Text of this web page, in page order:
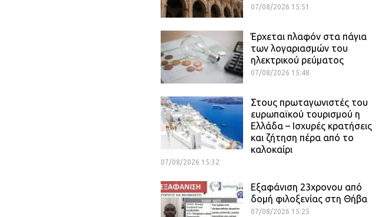
07/08/2026 15:51
Έρχεται πλαφόν στα πάγια
των λογαριασμών του
ηλεκτρικού ρεύματος
07/08/2026 15:48
Στους πρωταγωνιστές του
ευρωπαϊκού τουρισμού η
Ελλάδα – Ισχυρές κρατήσεις
και ζήτηση πέρα από το
καλοκαίρι
07/08/2026 15:32
Εξαφάνιση 23χρονου από
δομή φιλοξενίας στη Θήβα
07/08/2026 15:25